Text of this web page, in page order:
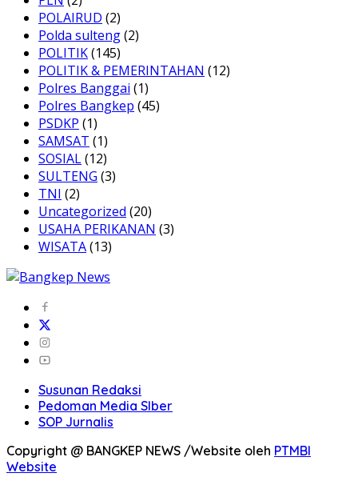
POLAIRUD (2)
Polda sulteng(2)
POLITIK(145)
POLITIK & PEMERINTAHAN (12)
Polres Banggai (1)
Polres Bangkep (45)
PSDKP (1)
SAMSAT (1)
SOSIAL(12)
SULTENG (3)
TNI (2)
Uncategorized (20)
USAHA PERIKANAN (3)
WISATA(13)
Susunan Redaksi
Pedoman Media SIber
SOP Jurnalis
Copyright @ BANGKEP NEWS /Website oleh PTMBI
Website